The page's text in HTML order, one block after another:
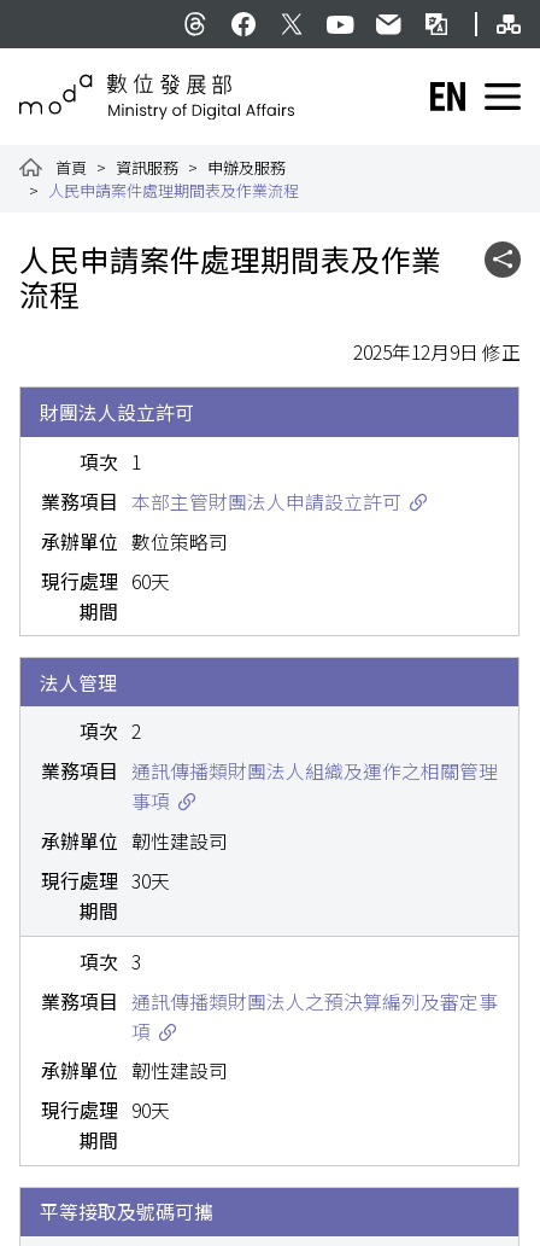
English
首頁 資訊服務
申辦及服務
人民申請案件處理期間表及作業流程
人民申請案件處理期間表及作業
流程
社群
2025年12月9日 修正
財團法人設立許可
1
本部主管財團法人申請設立許可
數位策略司
60天
法人管理
2
通訊傳播類財團法人組織及運作之相關管理
事項
韌性建設司
30天
3
通訊傳播類財團法人之預決算編列及審定事
項
韌性建設司
90天
平等接取及號碼可攜